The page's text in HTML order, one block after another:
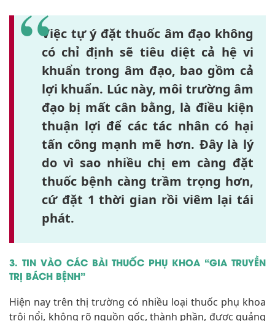
Việc tự ý đặt thuốc âm đạo không
có chỉ định sẽ tiêu diệt cả hệ vi
khuẩn trong âm đạo, bao gồm cả
lợi khuẩn. Lúc này, môi trường âm
đạo bị mất cân bằng, là điều kiện
thuận lợi để các tác nhân có hại
tấn công mạnh mẽ hơn. Đây là lý
do vì sao nhiều chị em càng đặt
thuốc bệnh càng trầm trọng hơn,
cứ đặt 1 thời gian rồi viêm lại tái
phát.
3. TIN VÀO CÁC BÀI THUỐC PHỤ KHOA “GIA TRUYỀN
TRỊ BÁCH BỆNH”
Hiện nay trên thị trường có nhiều loại thuốc phụ khoa
trôi nổi, không rõ nguồn gốc, thành phần, được quảng